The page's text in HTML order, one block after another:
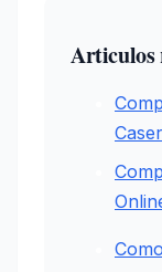
Articulos